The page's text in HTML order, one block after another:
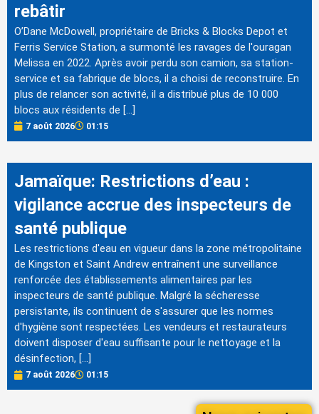
rebâtir
O’Dane McDowell, propriétaire de Bricks & Blocks Depot et
Ferris Service Station, a surmonté les ravages de l'ouragan
Melissa en 2022. Après avoir perdu son camion, sa station-
service et sa fabrique de blocs, il a choisi de reconstruire. En
plus de relancer son activité, il a distribué plus de 10 000
blocs aux résidents de […]
7 août 2026 01:15
Jamaïque: Restrictions d’eau :
vigilance accrue des inspecteurs de
santé publique
Les restrictions d'eau en vigueur dans la zone métropolitaine
de Kingston et Saint Andrew entraînent une surveillance
renforcée des établissements alimentaires par les
inspecteurs de santé publique. Malgré la sécheresse
persistante, ils continuent de s'assurer que les normes
d'hygiène sont respectées. Les vendeurs et restaurateurs
doivent disposer d'eau suffisante pour le nettoyage et la
désinfection, […]
7 août 2026 01:15